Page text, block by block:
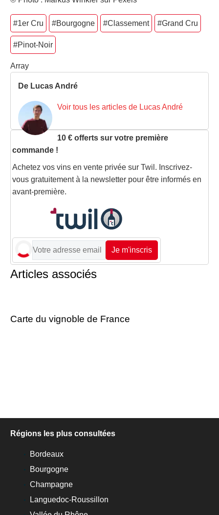
#1er Cru #Bourgogne #Classement #Grand Cru
#Pinot-Noir
Array
De Lucas André
Voir tous les articles de Lucas André
10 € offerts sur votre première
commande !
Achetez vos vins en vente privée sur Twil. Inscrivez-
vous gratuitement à la newsletter pour être informés en
avant-première.
Je m'inscris
Articles associés
Carte du vignoble de France
Régions les plus consultées
Bordeaux
Bourgogne
Champagne
Languedoc-Roussillon